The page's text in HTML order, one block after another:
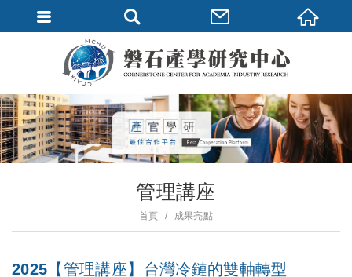
管理講座
首頁 成果亮點
2025【管理講座】台灣冷鏈的雙軸轉型